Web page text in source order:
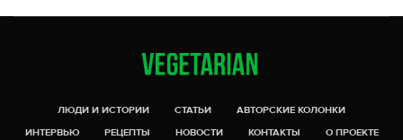
ЛЮДИ И ИСТОРИИ СТАТЬИ
АВТОРСКИЕ КОЛОНКИ
ИНТЕРВЬЮ
РЕЦЕПТЫ НОВОСТИ КОНТАКТЫ О ПРОЕКТЕ